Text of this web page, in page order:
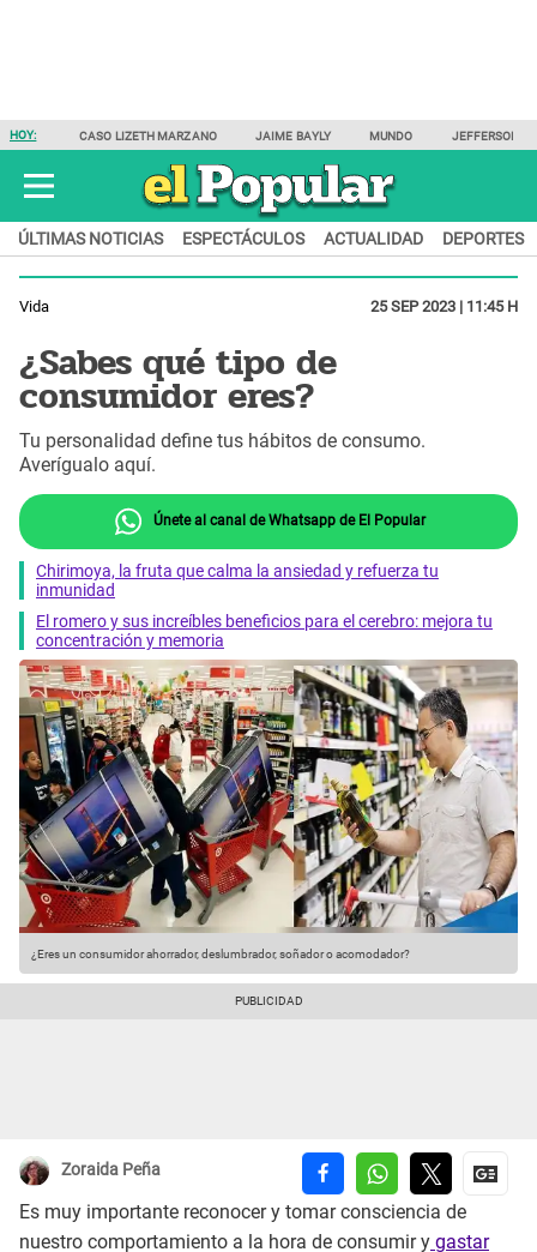
HOY: CASO LIZETH MARZANO JAIME BAYLY MUNDO JEFFERSON
ÚLTIMAS NOTICIAS ESPECTÁCULOS ACTUALIDAD DEPORTES
Vida 25 SEP 2023 | 11:45 H
¿Sabes qué tipo de
consumidor eres?
Tu personalidad define tus hábitos de consumo.
Averígualo aquí.
Únete al canal de Whatsapp de El Popular
Chirimoya, la fruta que calma la ansiedad y refuerza tu
inmunidad
El romero y sus increíbles beneficios para el cerebro: mejora tu
concentración y memoria
¿Eres un consumidor ahorrador, deslumbrador, soñador o acomodador?
Zoraida Peña
Es muy importante reconocer y tomar consciencia de
nuestro comportamiento a la hora de consumir y gastar